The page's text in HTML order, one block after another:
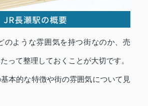
のような雰囲気を持つ街なのか、売
って整理しておくことが大切です。
本的な特徴や街の雰囲気について見